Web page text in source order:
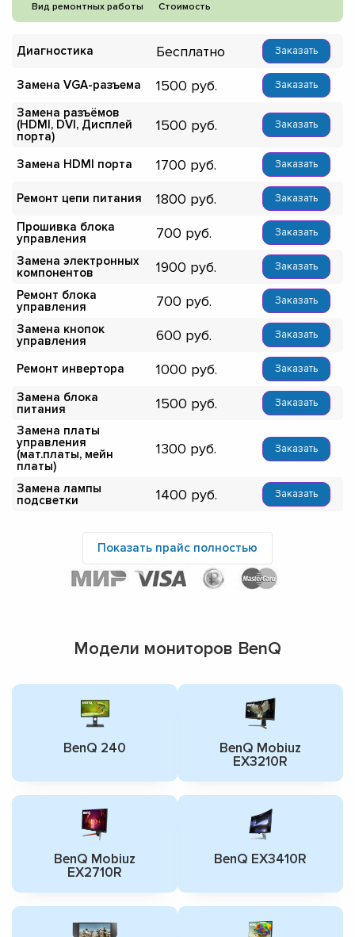
Вид ремонтных работы Стоимость
Диагностика Бесплатно Заказать
Замена VGA-разъема 1500 Заказать
Замена разъёмов
(HDMI, DVI, Дисплей
порта)
1500 Заказать
Замена HDMI порта 1700 Заказать
Ремонт цепи питания 1800 Заказать
Прошивка блока
управления
700 Заказать
Замена электронных
компонентов
1900 Заказать
Ремонт блока
управления
700 Заказать
Замена кнопок
управления
600 Заказать
Ремонт инвертора 1000 Заказать
Замена блока
питания
1500 Заказать
Замена платы
управления
(мат.платы, мейн
платы)
1300 Заказать
Замена лампы
подсветки
1400 Заказать
Показать прайс полностью
Модели мониторов BenQ
BenQ 240
BenQ Mobiuz
EX3210R
BenQ Mobiuz
EX2710R
BenQ EX3410R